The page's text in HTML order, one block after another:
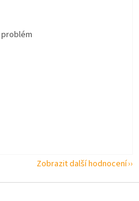
je 5 z 5 hvězdiček.
Zobrazit další hodnocení